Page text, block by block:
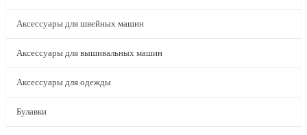
Аксессуары для швейных машин
Аксессуары для вышивальных машин
Аксессуары для одежды
Булавки